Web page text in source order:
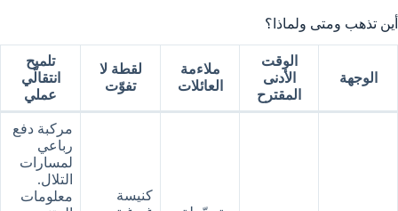
أين تذهب ومتى ولماذا؟
الوجهة
الوقت
الأدنى
المقترح
ملاءمة
العائلات
لقطة لا
تفوّت
تلميح
انتقالّي
عملي
كنيسة
مركبة دفع
رباعي
لمسارات
التلال.
معلومات